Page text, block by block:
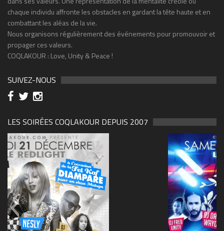
chaque individu affronte les obstacles en gardant la tête haute et en
combattant les aléas de la vie.
Nous organisons régulièrement des événements pour promouvoir et
propager ces valeurs.
COQLAKOUR : Love, Unity & Peace !
SUIVEZ-NOUS
LES SOIRÉES COQLAKOUR DEPUIS 2007